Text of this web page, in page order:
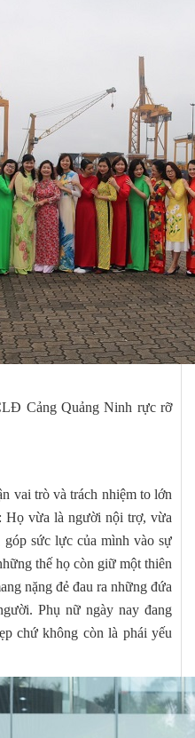
Cảng Quảng Ninh rực rỡ
vai trò và trách nhiệm to lớn
Họ vừa là người nội trợ, vừa
sức lực của mình vào sự
thế họ còn giữ một thiên
nặng đẻ đau ra những đứa
Phụ nữ ngày nay đang
chứ không còn là phái yếu